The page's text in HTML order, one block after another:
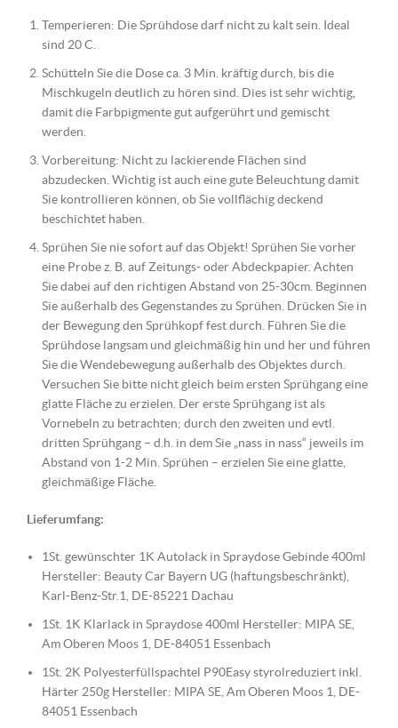
Temperieren: Die Sprühdose darf nicht zu kalt sein. Ideal
sind 20 C.
Schütteln Sie die Dose ca. 3 Min. kräftig durch, bis die
Mischkugeln deutlich zu hören sind. Dies ist sehr wichtig,
damit die Farbpigmente gut aufgerührt und gemischt
werden.
Vorbereitung: Nicht zu lackierende Flächen sind
abzudecken. Wichtig ist auch eine gute Beleuchtung damit
Sie kontrollieren können, ob Sie vollflächig deckend
beschichtet haben.
Sprühen Sie nie sofort auf das Objekt! Sprühen Sie vorher
eine Probe z. B. auf Zeitungs- oder Abdeckpapier. Achten
Sie dabei auf den richtigen Abstand von 25-30cm. Beginnen
Sie außerhalb des Gegenstandes zu Sprühen. Drücken Sie in
der Bewegung den Sprühkopf fest durch. Führen Sie die
Sprühdose langsam und gleichmäßig hin und her und führen
Sie die Wendebewegung außerhalb des Objektes durch.
Versuchen Sie bitte nicht gleich beim ersten Sprühgang eine
glatte Fläche zu erzielen. Der erste Sprühgang ist als
Vornebeln zu betrachten; durch den zweiten und evtl.
dritten Sprühgang – d.h. in dem Sie „nass in nass“ jeweils im
Abstand von 1-2 Min. Sprühen – erzielen Sie eine glatte,
gleichmäßige Fläche.
Lieferumfang:
1St. gewünschter 1K Autolack in Spraydose Gebinde 400ml
Hersteller: Beauty Car Bayern UG (haftungsbeschränkt),
Karl-Benz-Str.1, DE-85221 Dachau
1St. 1K Klarlack in Spraydose 400ml Hersteller: MIPA SE,
Am Oberen Moos 1, DE-84051 Essenbach
1St. 2K Polyesterfüllspachtel P90Easy styrolreduziert inkl.
Härter 250g Hersteller: MIPA SE, Am Oberen Moos 1, DE-
84051 Essenbach